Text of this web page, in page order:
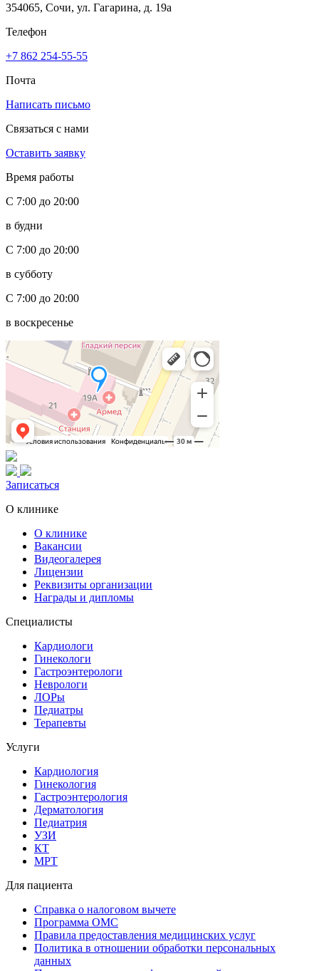
354065, Сочи, ул. Гагарина, д. 19а
Телефон
+7 862 254-55-55
Почта
Написать письмо
Связаться с нами
Оставить заявку
Время работы
С 7:00 до 20:00
в будни
С 7:00 до 20:00
в субботу
С 7:00 до 20:00
в воскресенье
Записаться
О клинике
О клинике
Вакансии
Видеогалерея
Лицензии
Реквизиты организации
Награды и дипломы
Специалисты
Кардиологи
Гинекологи
Гастроэнтерологи
Неврологи
ЛОРы
Педиатры
Терапевты
Услуги
Кардиология
Гинекология
Гастроэнтерология
Дерматология
Педиатрия
УЗИ
КТ
МРТ
Для пациента
Справка о налоговом вычете
Программа ОМС
Правила предоставления медицинских услуг
Политика в отношении обработки персональных
данных